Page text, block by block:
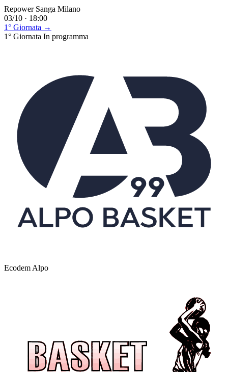
Repower Sanga Milano
03/10 · 18:00
1° Giornata →
1° Giornata In programma
Ecodem Alpo